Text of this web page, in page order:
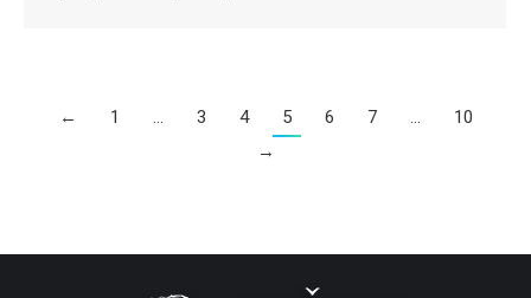
← 1 … 3 4 5 6 7 …
10
→